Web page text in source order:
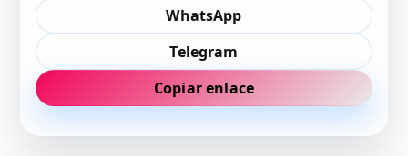
WhatsApp
Telegram
Copiar enlace